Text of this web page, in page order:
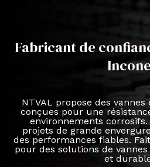
Fabricant de
NTVAL propose des
conçues pour une
environnements
projets de grande
des performances fiables.
pour des solutions de
et